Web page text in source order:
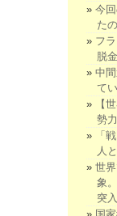
今
た
フ
脱
中
てい
【
勢
「
人
世
象
突